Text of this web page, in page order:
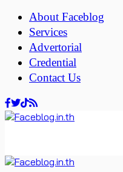
About Faceblog
Services
Advertorial
Credential
Contact Us